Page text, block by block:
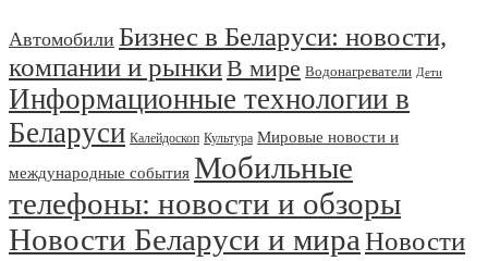
Автомобили Бизнес в Беларуси: новости,
компании и рынкиВ мире Водонагреватели Дети
Информационные технологии в
Беларуси Калейдоскоп Культура Мировые новости и
международные события Мобильные
телефоны: новости и обзоры
Новости Беларуси и мираНовости